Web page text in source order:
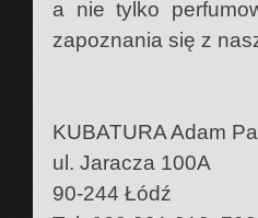
a nie tylko
zapoznania się z
KUBATURA Adam
ul. Jaracza 100A
90-244 Łódź